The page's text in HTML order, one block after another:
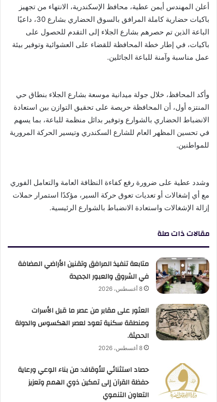
أعلن المهندس أيمن عطية، محافظ الإسكندرية، الانتهاء من تجهيز
باكيات حضارية كاملة المرافق بالسوق الحضاري بشارع 30، داعيًا
الباعة الذين تم حصرهم بشارع الجلاء إلى التقدم للحصول على
باكيات، في إطار خطة المحافظة للقضاء على العشوائية وتوفير بيئة
عمل مناسبة وآمنة للباعة الجائلين.
وأكد المحافظ، خلال جولة ميدانية موسعة بشارع الجلاء بنطاق حي
المنتزه أول، أن المحافظة حريصة على تحقيق التوازن بين استعادة
الانضباط الحضاري بالشوارع وتوفير بدائل منظمة للباعة، بما يسهم
في تحسين المظهر العام للشارع السكندري وتيسير الحركة المرورية
للمواطنين.
وشدد عطية على ضرورة رفع كفاءة النظافة العامة والتعامل الفوري
مع أي إشغالات أو تعديات تعوق حركة السير، مؤكدًا استمرار حملات
إزالة الإشغالات واستعادة الانضباط بالشوارع الرئيسية.
مقالات ذات صلة
متابعة تنفيذ المرافق وتقنين الأراضي المضافة
في الشروق والعبور الجديدة
8 أغسطس، 2026
العثور على مقابر من عصر ما قبل الأسرات
ومنطقة سكنية تعود لعصر الهكسوس والدولة
الحديثة.
8 أغسطس، 2026
حصاد استثنائي للأوقاف: من بناء الوعي ورعاية
حفظة القرآن إلى تمكين ذوي الهمم وتعزيز
التعاون التنموي